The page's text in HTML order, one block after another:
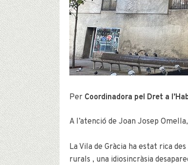
Per Coordinadora pel Dret a
A l’atenció de Joan Josep
La Vila de Gràcia ha estat rica
rurals , una idiosincràsia